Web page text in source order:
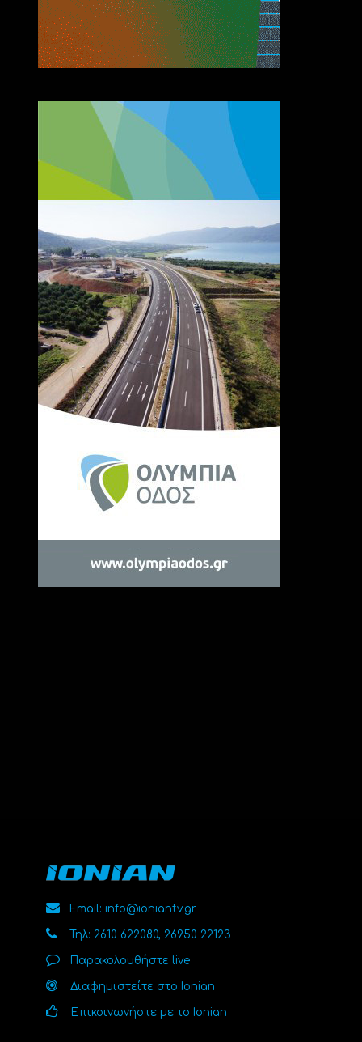
Email: info@ioniantv.gr
Τηλ: 2610 622080, 26950 22123
Παρακολουθήστε live
Διαφημιστείτε στο Ionian
Επικοινωνήστε με το Ionian